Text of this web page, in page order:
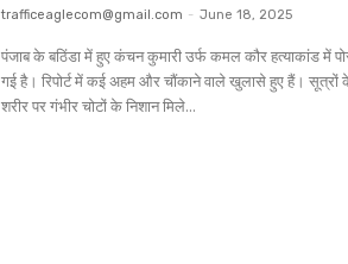
trafficeaglecom@gmail.com - June 18, 2025
पंजाब के बठिंडा में हुए कंचन कुमारी उर्फ कमल कौर हत्याकांड में
गई है। रिपोर्ट में कई अहम और चौंकाने वाले खुलासे हुए हैं। सूत्रों के मुताबिक, पोस्टमार्टम में
शरीर पर गंभीर चोटों के निशान मिले...